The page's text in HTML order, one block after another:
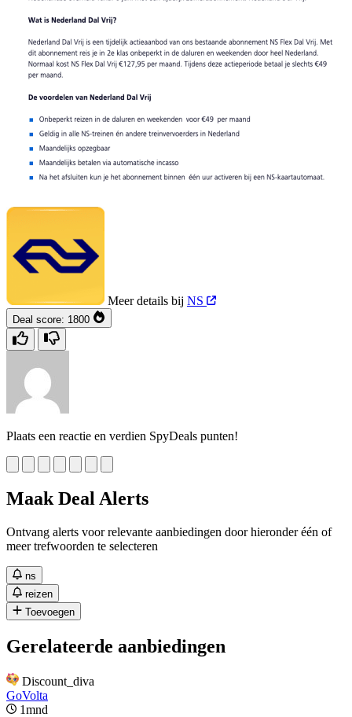
Meer details bij NS
Deal score: 1800
Plaats een reactie en verdien SpyDeals punten!
Maak Deal Alerts
Ontvang alerts voor relevante aanbiedingen door hieronder één of
meer trefwoorden te selecteren
ns
reizen
Toevoegen
Gerelateerde aanbiedingen
Discount_diva
GoVolta
1mnd